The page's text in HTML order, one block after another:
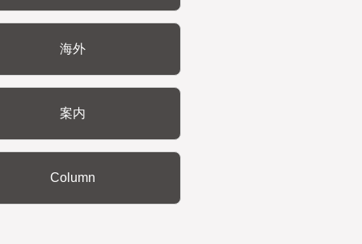
海外
案内
Column